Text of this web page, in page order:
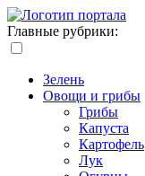
Главные рубрики:
Зелень
Овощи и грибы
Грибы
Капуста
Картофель
Лук